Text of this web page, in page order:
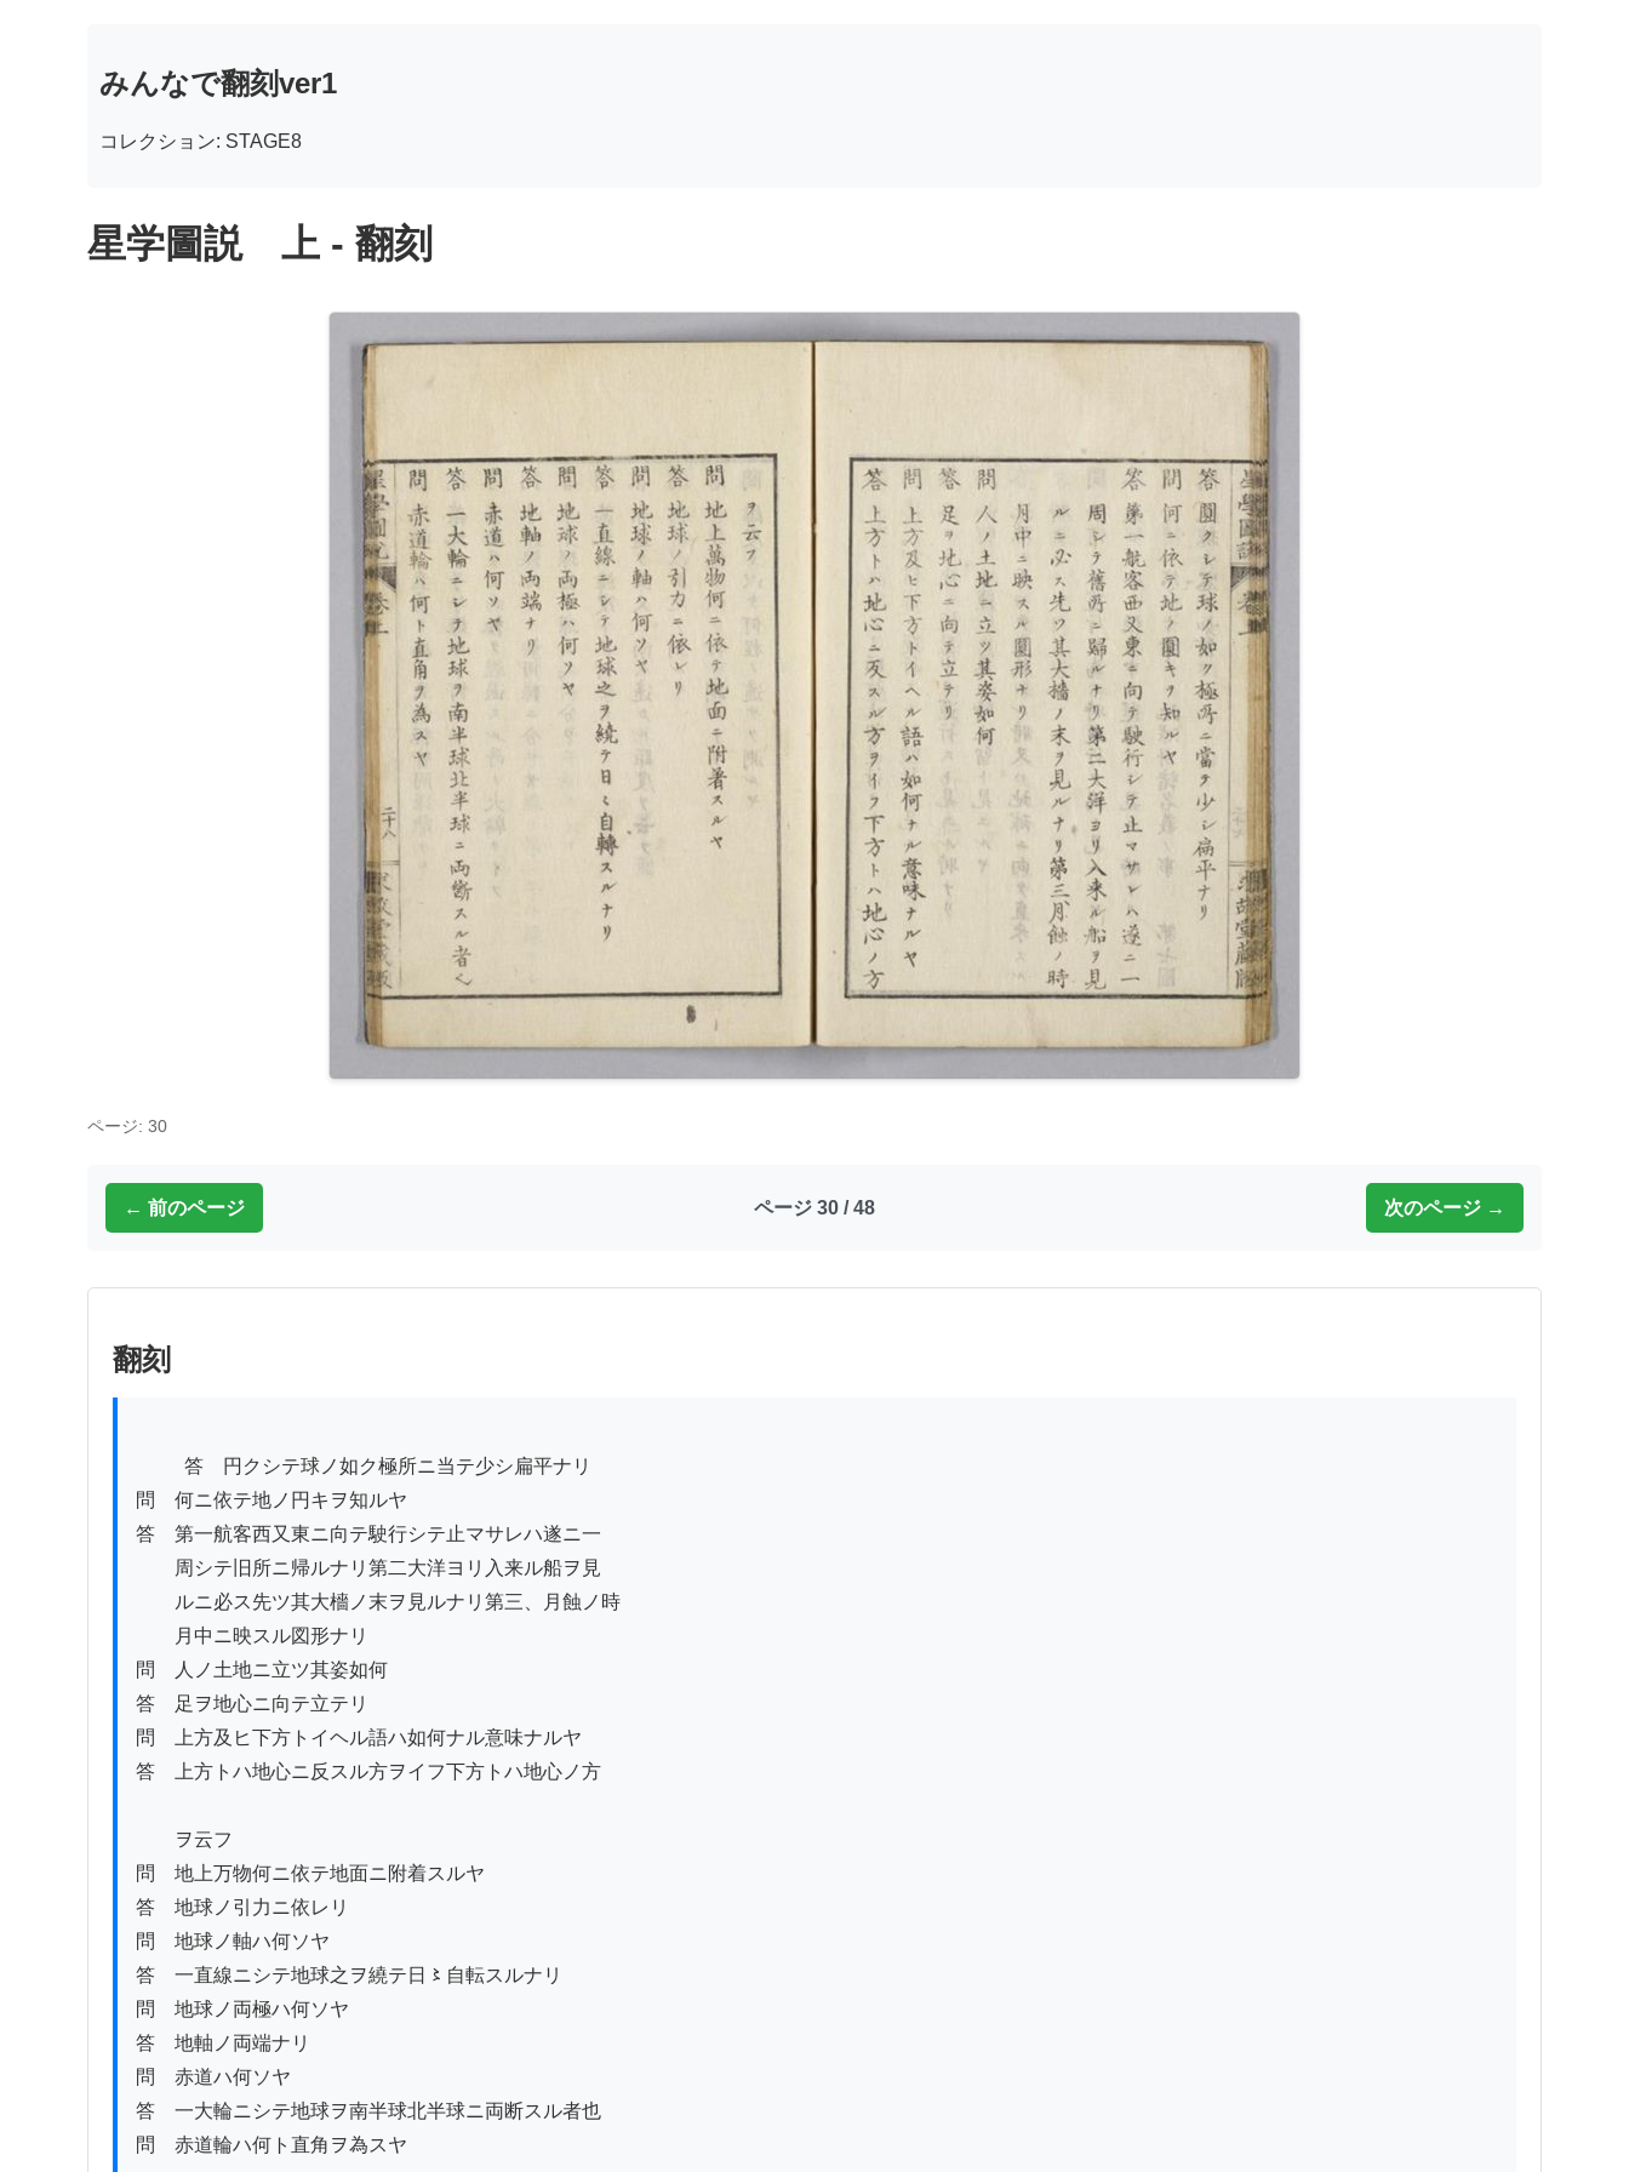
みんなで翻刻ver1
コレクション: STAGE8
星学圖説 上 - 翻刻
ページ: 30
← 前のページ ページ 30 / 48 次のページ →
翻刻
問　何ニ依テ地ノ円キヲ知ルヤ
答　第一航客西又東ニ向テ駛行シテ止マサレハ遂ニ一
周シテ旧所ニ帰ルナリ第二大洋ヨリ入来ル船ヲ見
ルニ必ス先ツ其大檣ノ末ヲ見ルナリ第三、月蝕ノ時
月中ニ映スル図形ナリ
問　人ノ土地ニ立ツ其姿如何
答　足ヲ地心ニ向テ立テリ
問　上方及ヒ下方トイヘル語ハ如何ナル意味ナルヤ
答　上方トハ地心ニ反スル方ヲイフ下方トハ地心ノ方
ヲ云フ
問　地上万物何ニ依テ地面ニ附着スルヤ
答　地球ノ引力ニ依レリ
問　地球ノ軸ハ何ソヤ
答　一直線ニシテ地球之ヲ繞テ日〻自転スルナリ
問　地球ノ両極ハ何ソヤ
答　地軸ノ両端ナリ
問　赤道ハ何ソヤ
答　一大輪ニシテ地球ヲ南半球北半球ニ両断スル者也
問　赤道輪ハ何ト直角ヲ為スヤ